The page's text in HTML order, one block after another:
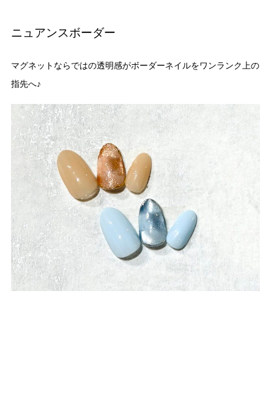
ニュアンスボーダー
マグネットならではの透明感がボーダーネイルをワンランク上の
指先へ♪